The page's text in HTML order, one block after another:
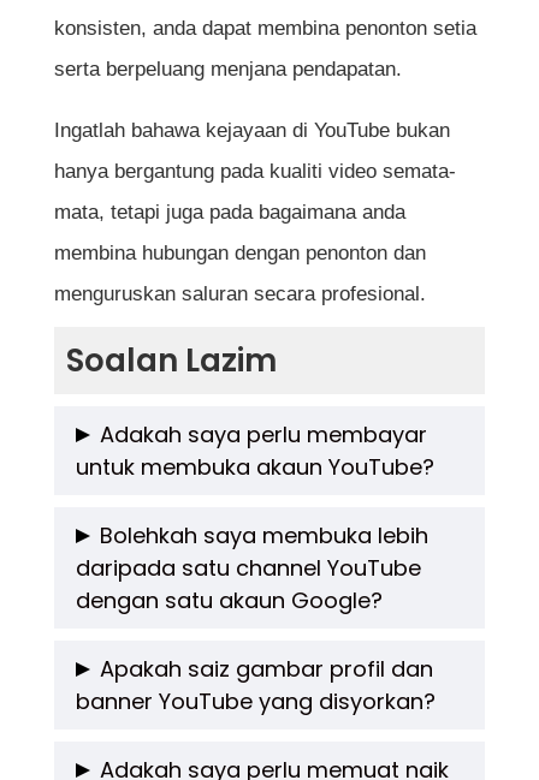
konsisten, anda dapat membina penonton setia
serta berpeluang menjana pendapatan.
Ingatlah bahawa kejayaan di YouTube bukan
hanya bergantung pada kualiti video semata-
mata, tetapi juga pada bagaimana anda
membina hubungan dengan penonton dan
menguruskan saluran secara profesional.
Soalan Lazim
Adakah saya perlu membayar
untuk membuka akaun YouTube?
Tidak. Membuka akaun YouTube adalah
percuma. Anda hanya memerlukan akaun
Google untuk mendaftar dan mula
bagaimanapun, jika anda ingin menggunakan
berbayar, itu adalah kos tambahan yang
Bolehkah saya membuka lebih
daripada satu channel YouTube
dengan satu akaun Google?
Ya. Anda boleh membuka dan mengurus
beberapa channel YouTube di bawah satu
Apakah saiz gambar profil dan
banner YouTube yang disyorkan?
Gambar profil disyorkan berukuran 800 x 800
Adakah saya perlu memuat naik